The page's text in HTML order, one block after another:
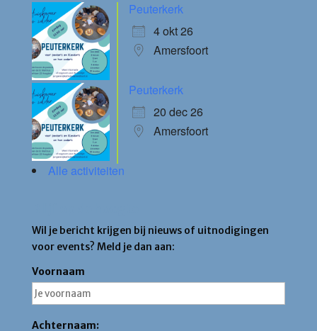
Peuterkerk
4 okt 26
Amersfoort
Peuterkerk
20 dec 26
Amersfoort
Alle activiteiten
Wil je bericht krijgen bij nieuws of uitnodigingen
voor events? Meld je dan aan:
Voornaam
Achternaam: